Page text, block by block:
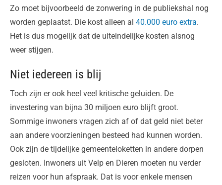
Zo moet bijvoorbeeld de zonwering in de publiekshal nog
worden geplaatst. Die kost alleen al 40.000 euro extra.
Het is dus mogelijk dat de uiteindelijke kosten alsnog
weer stijgen.
Niet iedereen is blij
Toch zijn er ook heel veel kritische geluiden. De
investering van bijna 30 miljoen euro blijft groot.
Sommige inwoners vragen zich af of dat geld niet beter
aan andere voorzieningen besteed had kunnen worden.
Ook zijn de tijdelijke gemeenteloketten in andere dorpen
gesloten. Inwoners uit Velp en Dieren moeten nu verder
reizen voor hun afspraak. Dat is voor enkele mensen